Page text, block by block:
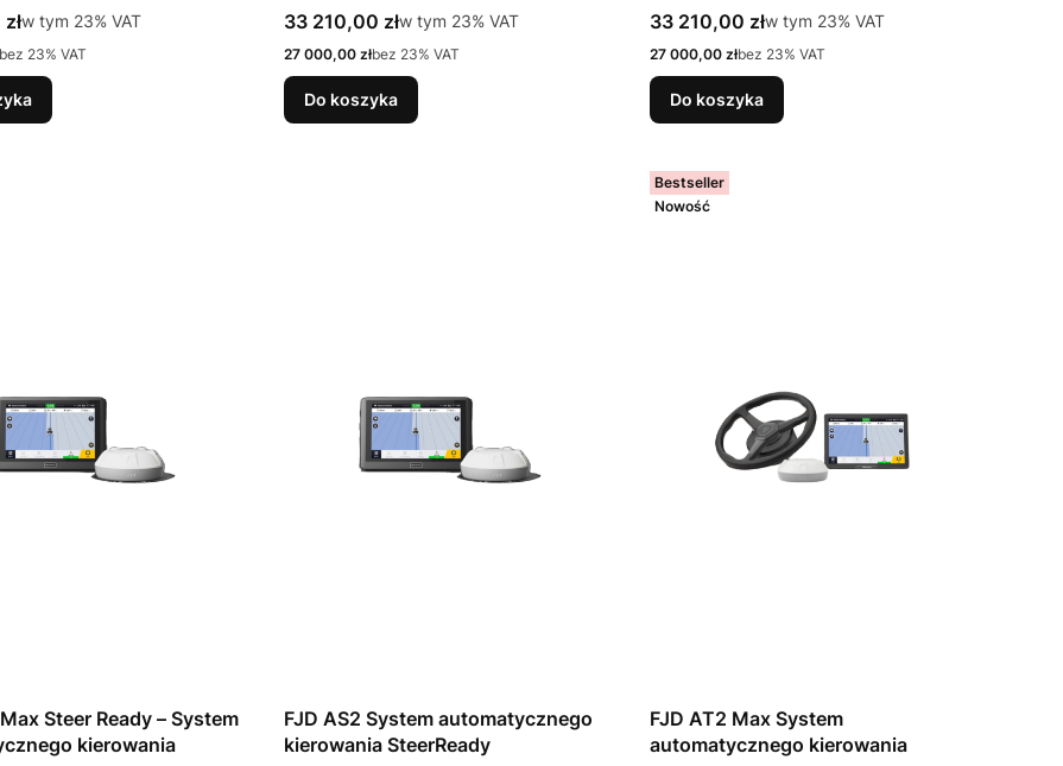
w tym %s VAT
w tym 23% VAT
bez 23% VAT
Cena brutto
33 210,00 złw tym %s VAT
w tym 23% VAT
Cena netto
27 000,00 złbez 23% VAT
Do koszyka
Cena brutto
33 210,00 złw tym %s VAT
w tym 23% VAT
Cena netto
27 000,00 złbez 23% VAT
Do koszyka
Steer Ready – System
kierowania
FJD AS2 System automatycznego
kierowania SteerReady
Bestseller
Nowość
FJD AT2 Max System
automatycznego kierowania